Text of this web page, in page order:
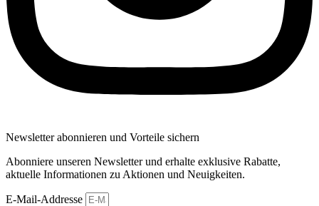
Newsletter abonnieren und Vorteile sichern
Abonniere unseren Newsletter und erhalte exklusive Rabatte,
aktuelle Informationen zu Aktionen und Neuigkeiten.
E-Mail-Addresse